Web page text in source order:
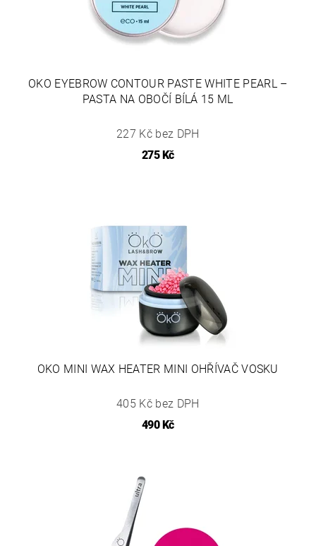
OKO EYEBROW CONTOUR PASTE WHITE PEARL –
PASTA NA OBOČÍ BÍLÁ 15 ML
227 Kč bez DPH
275 Kč
OKO MINI WAX HEATER MINI OHŘÍVAČ VOSKU
405 Kč bez DPH
490 Kč